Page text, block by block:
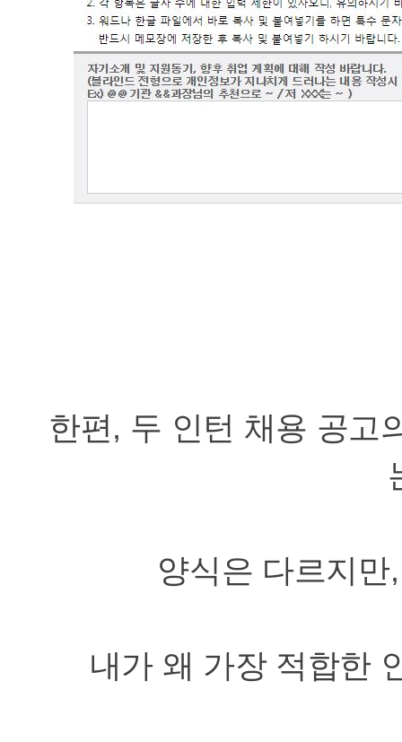
한편, 두 인턴 채용 공고
양식은 다르지만
내가 왜 가장 적합한